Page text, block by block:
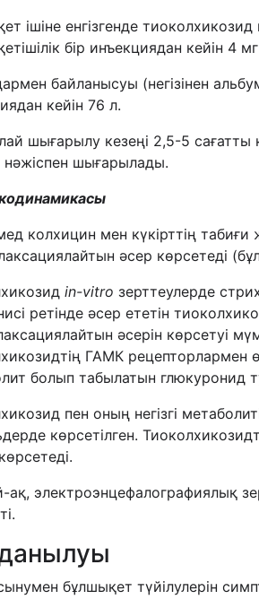
ішіне енгізгенде
бір инъекциядан кейін
байланысуы (негізінен
кейін 76 л.
шығарылу кезеңі 2,5-5 сағатты
нәжіспен шығарылады.
колхицин мен күкірттің
әсер көрсетеді
in-vitro зерттеулерде
ретінде әсер ететін
әсерін көрсетуі
ГАМК рецепторлармен
болып табылатын глюкуронид
пен оның негізгі
көрсетілген.
ақ, электроэнцефалографиялық
бұлшықет түйілулерін